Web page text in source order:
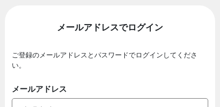
メールアドレスでログイン
ご登録のメールアドレスとパスワードでログインしてくださ
い。
メールアドレス